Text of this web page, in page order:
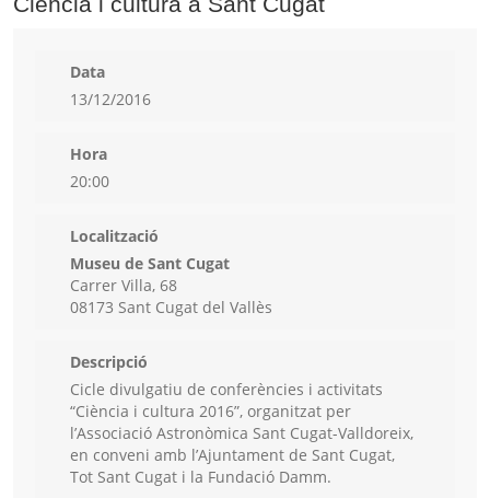
Data
13/12/2016
Hora
20:00
Localització
Museu de Sant Cugat
Carrer Villa, 68
08173 Sant Cugat del Vallès
Descripció
Cicle divulgatiu de conferències i activitats
“Ciència i cultura 2016”, organitzat per
l’Associació Astronòmica Sant Cugat-Valldoreix,
en conveni amb l’Ajuntament de Sant Cugat,
Tot Sant Cugat i la Fundació Damm.